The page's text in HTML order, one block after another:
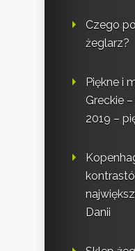
Czego
żeglarz?
Piękne i
Greckie
2019 –
Danii